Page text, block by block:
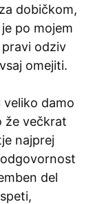
dobičkom,
po mojem
odziv
omejiti.
veliko damo
že večkrat
najprej
del